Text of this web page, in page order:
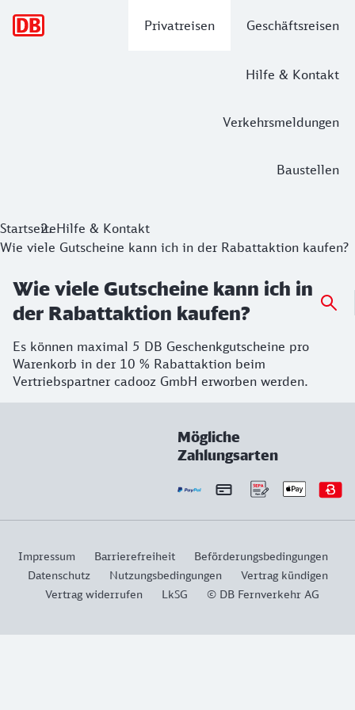
Privatreisen Geschäftsreisen
Hilfe & Kontakt
Verkehrsmeldungen
Baustellen
StartseiteHilfe & Kontakt
Wie viele Gutscheine kann ich in der Rabattaktion kaufen?
Wie viele Gutscheine kann ich in
der Rabattaktion kaufen?
Es können maximal 5 DB Geschenkgutscheine pro
Warenkorb in der 10 % Rabattaktion beim
Vertriebspartner cadooz GmbH erworben werden.
Mögliche
Zahlungsarten
Impressum Barrierefreiheit
Beförderungsbedingungen
Datenschutz
Nutzungsbedingungen
Vertrag kündigen
Vertrag widerrufen
LkSG © DB Fernverkehr AG